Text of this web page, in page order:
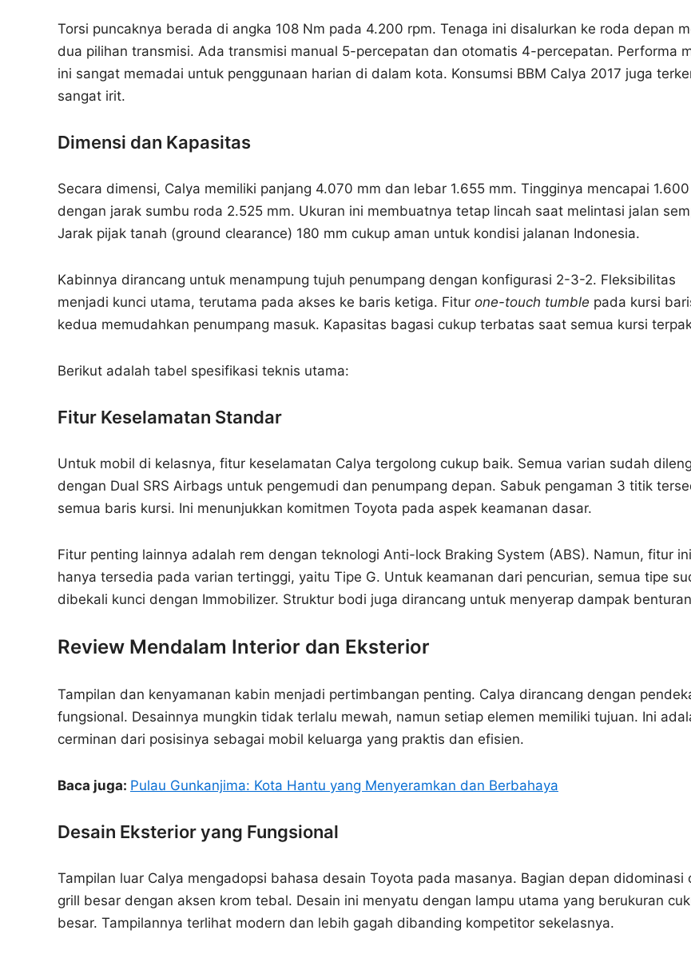
Torsi puncaknya berada di angka 108 Nm pada 4.200 rpm. Tenaga ini disalurkan ke roda depan
dua pilihan transmisi. Ada transmisi manual 5-percepatan dan otomatis 4-percepatan. Performa
ini sangat memadai untuk penggunaan harian di dalam kota. Konsumsi BBM Calya 2017 juga
sangat irit.
Dimensi dan Kapasitas
Secara dimensi, Calya memiliki panjang 4.070 mm dan lebar 1.655 mm. Tingginya mencapai
dengan jarak sumbu roda 2.525 mm. Ukuran ini membuatnya tetap lincah saat melintasi jalan
Jarak pijak tanah (ground clearance) 180 mm cukup aman untuk kondisi jalanan Indonesia.
Kabinnya dirancang untuk menampung tujuh penumpang dengan konfigurasi 2-3-2. Fleksibilitas
menjadi kunci utama, terutama pada akses ke baris ketiga. Fitur one-touch tumble pada kursi
kedua memudahkan penumpang masuk. Kapasitas bagasi cukup terbatas saat semua kursi
Berikut adalah tabel spesifikasi teknis utama:
Fitur Keselamatan Standar
Untuk mobil di kelasnya, fitur keselamatan Calya tergolong cukup baik. Semua varian sudah
dengan Dual SRS Airbags untuk pengemudi dan penumpang depan. Sabuk pengaman 3 titik
semua baris kursi. Ini menunjukkan komitmen Toyota pada aspek keamanan dasar.
Fitur penting lainnya adalah rem dengan teknologi Anti-lock Braking System (ABS). Namun, fitur ini
hanya tersedia pada varian tertinggi, yaitu Tipe G. Untuk keamanan dari pencurian, semua tipe
dibekali kunci dengan Immobilizer. Struktur bodi juga dirancang untuk menyerap dampak
Review Mendalam Interior dan Eksterior
Tampilan dan kenyamanan kabin menjadi pertimbangan penting. Calya dirancang dengan
fungsional. Desainnya mungkin tidak terlalu mewah, namun setiap elemen memiliki tujuan. Ini
cerminan dari posisinya sebagai mobil keluarga yang praktis dan efisien.
Baca juga: Pulau Gunkanjima: Kota Hantu yang Menyeramkan dan Berbahaya
Desain Eksterior yang Fungsional
Tampilan luar Calya mengadopsi bahasa desain Toyota pada masanya. Bagian depan didominasi
grill besar dengan aksen krom tebal. Desain ini menyatu dengan lampu utama yang berukuran
besar. Tampilannya terlihat modern dan lebih gagah dibanding kompetitor sekelasnya.